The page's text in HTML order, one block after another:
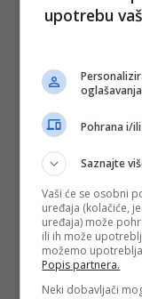
upotrebu
Pohrana i/
Saznajte
Vaši će se osobni
uređaja (kolačiće,
uređaja) može
ili ih može
možemo
Popis partnera.
Neki dobavljači